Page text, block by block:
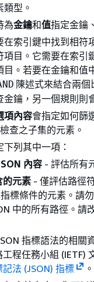
型。
為金鑰和值指定金鑰
在索引鍵中找到相符
項目。它需要在索引
目。若要在金鑰和值
陳述式來結合兩個
金鑰，另一個規則則
項內容會指定如何篩
查之子集的元素。
列其中一項：
內容 - 評估所有
的元素 - 僅評估路徑
標條件的元素。請
中的所有路徑。請
指標語法的相關
工程任務小組 (IETF)
法 (JSON) 指標
。